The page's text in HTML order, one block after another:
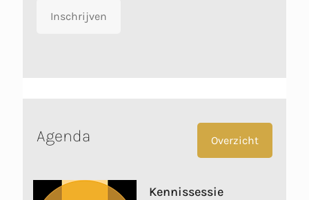
Inschrijven
Agenda Overzicht
Kennissessie